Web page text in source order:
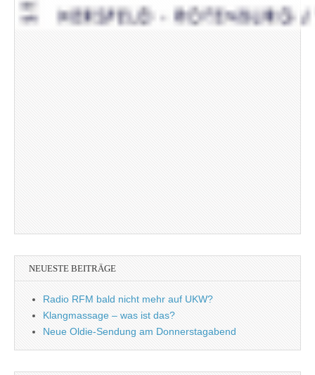
NEUESTE BEITRÄGE
Radio RFM bald nicht mehr auf UKW?
Klangmassage – was ist das?
Neue Oldie-Sendung am Donnerstagabend